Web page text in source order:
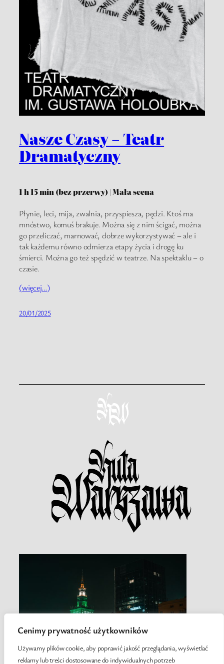
Cenimy prywatność użytkowników
Używamy plików cookie, aby poprawić jakość przeglądania, wyświetlać
reklamy lub treści dostosowane do indywidualnych potrzeb
Nasze Czasy – Teatr
Dramatyczny
1 h 15 min (bez przerwy) | Mała scena
Płynie, leci, mija, zwalnia, przyspiesza, pędzi. Ktoś ma
mnóstwo, komuś brakuje. Można się z nim ścigać, można
go przeliczać, marnować, dobrze wykorzystywać – ale i
tak każdemu równo odmierza etapy życia i drogę ku
śmierci. Można go też spędzić w teatrze. Na spektaklu – o
czasie.
(więcej…)
20/01/2025